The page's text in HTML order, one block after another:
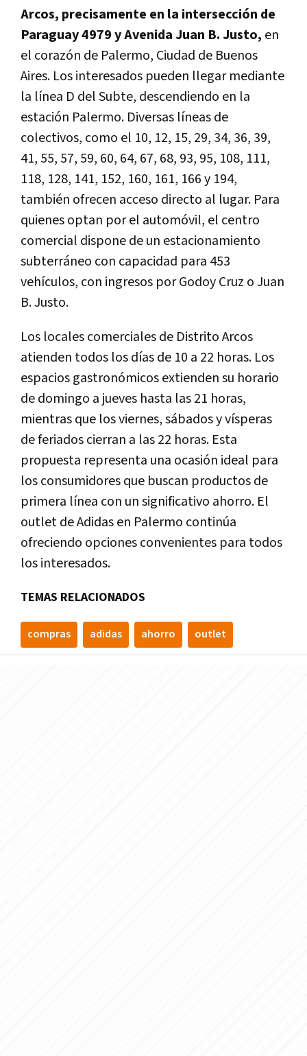
Arcos, precisamente en la intersección de
Paraguay 4979 y Avenida Juan B. Justo, en
el corazón de Palermo, Ciudad de Buenos
Aires. Los interesados pueden llegar mediante
la línea D del Subte, descendiendo en la
estación Palermo. Diversas líneas de
colectivos, como el 10, 12, 15, 29, 34, 36, 39,
41, 55, 57, 59, 60, 64, 67, 68, 93, 95, 108, 111,
118, 128, 141, 152, 160, 161, 166 y 194,
también ofrecen acceso directo al lugar. Para
quienes optan por el automóvil, el centro
comercial dispone de un estacionamiento
subterráneo con capacidad para 453
vehículos, con ingresos por Godoy Cruz o Juan
B. Justo.
Los locales comerciales de Distrito Arcos
atienden todos los días de 10 a 22 horas. Los
espacios gastronómicos extienden su horario
de domingo a jueves hasta las 21 horas,
mientras que los viernes, sábados y vísperas
de feriados cierran a las 22 horas. Esta
propuesta representa una ocasión ideal para
los consumidores que buscan productos de
primera línea con un significativo ahorro. El
outlet de Adidas en Palermo continúa
ofreciendo opciones convenientes para todos
los interesados.
TEMAS RELACIONADOS
compras adidas ahorro outlet